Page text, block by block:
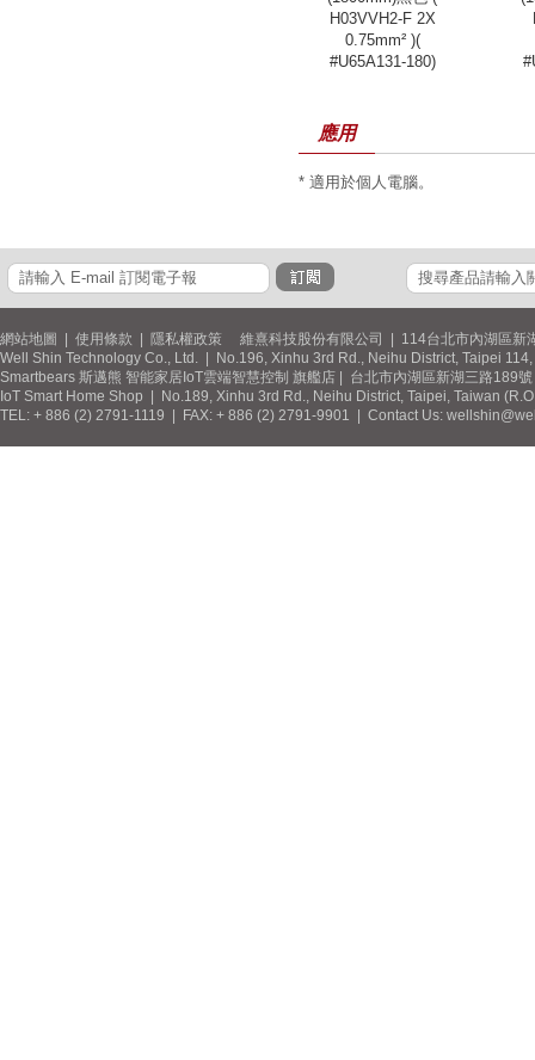
H03VVH2-F 2X
0.75mm² )(
#U65A131-180)
應用
* 適用於個人電腦。
網站地圖 使用條款 隱私權政策 維熹科技股份有限公司 | 114台北市內湖區新
Well Shin Technology Co., Ltd. | No.196, Xinhu 3rd Rd., Neihu District, Taipei
Smartbears 斯邁熊 智能家居IoT雲端智慧控制 旗艦店 | 台北市內湖區新湖三路189
IoT Smart Home Shop | No.189, Xinhu 3rd Rd., Neihu District, Taipei, Taiwan
TEL: + 886 (2) 2791-1119 | FAX: + 886 (2) 2791-9901 | Contact Us: